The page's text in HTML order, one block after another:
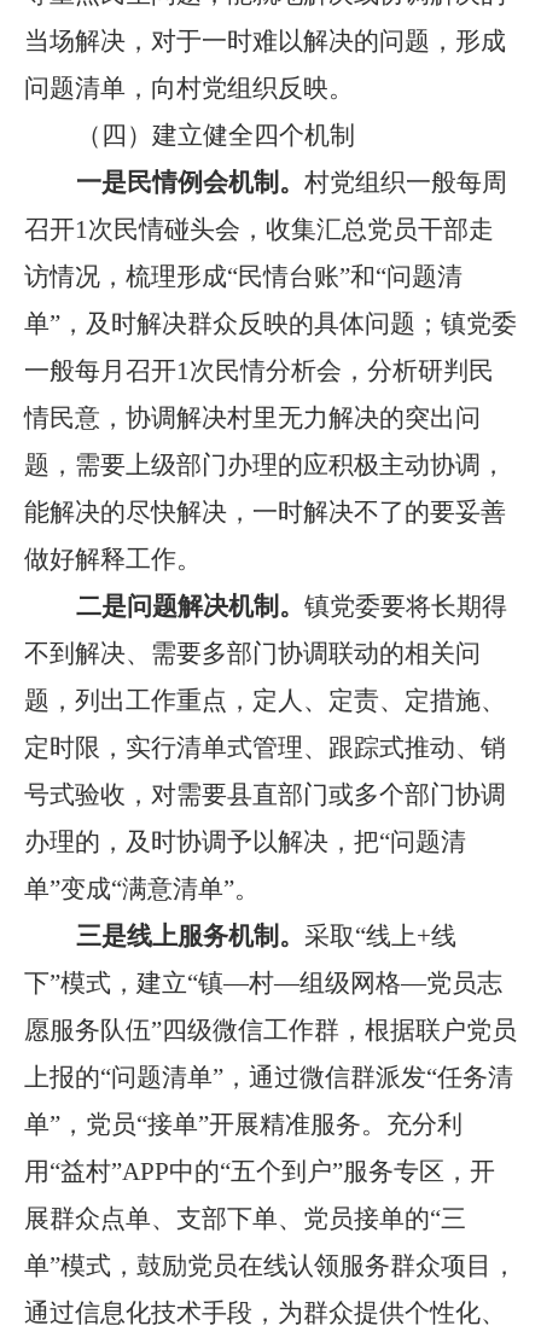
当场解决，对于一时难以解决的问题，形成
问题清单，向村党组织反映。
（四） 建立健全四个机制
一是民情例会机制。 村党组织一般每周
召开1 次民情碰头会，收集汇总党员干部走
访情况，梳理形成“民情台账”和“问题清
单” ，及时解决群众反映的具体问题；镇党委
一般每月召开1 次民情分析会，分析研判民
情民意，协调解决村里无力解决的突出问
题，需要上级部门办理的应积极主动协调，
能解决的尽快解决，一时解决不了的要妥善
做好解释工作。
二是问题解决机制。 镇党委要将长期得
不到解决、需要多部门协调联动的相关问
题，列出工作重点，定人、定责、定措施、
定时限，实行清单式管理、跟踪式推动、销
号式验收，对需要县直部门或多个部门协调
办理的，及时协调予以解决，把“问题清
单”变成“满意清单”。
三是线上服务机制。 采取“线上+线
下”模式，建立“镇—村—组级网格—党员志
愿服务队伍”四级微信工作群，根据联户党员
上报的“问题清单” ，通过微信群派发“任务清
单” ，党员“接单”开展精准服务。充分利
用“益村”APP中的“五个到户”服务专区，开
展群众点单、支部下单、党员接单的“三
单”模式，鼓励党员在线认领服务群众项目，
通过信息化技术手段，为群众提供个性化、